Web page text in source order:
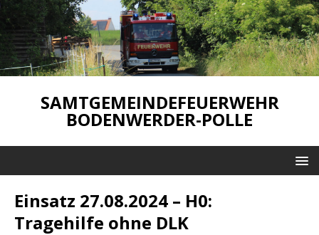
SAMTGEMEINDEFEUERWEHR
BODENWERDER-POLLE
Einsatz 27.08.2024 – H0:
Tragehilfe ohne DLK